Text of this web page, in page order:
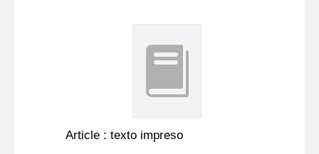
Article : texto impreso